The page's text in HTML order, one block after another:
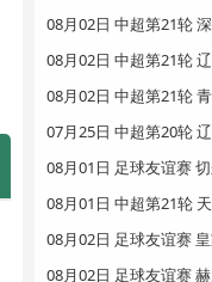
08月01日 足球友谊赛
08月02日 足球友谊赛